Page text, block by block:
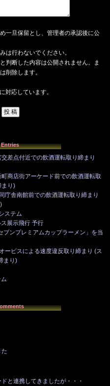
一旦保留とし、管理者の承認後に公
は行わないでください。
判断した内容は公開されません。ま
削除します。
対応しています。
差点付近での飲酒運転取り締まり
商店街アーケード前での飲酒運転取
まり)
庁舎南館前での飲酒運転取り締まり
ステム
展示飛行 予行
ンプレミアムカップラーメン」を当
ービスによる速度違反取り締まり (ス
まり)
と連携してきましたが・・・